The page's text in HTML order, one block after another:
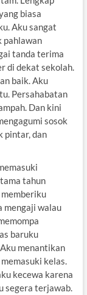
biasa
Aku sangat
pahlawan
tanda terima
di dekat sekolah.
baik. Aku
Persahabatan
Dan kini
sosok
pintar, dan
tahun
mengaji walau
baruku
menantikan
kelas.
kecewa karena
segera terjawab.